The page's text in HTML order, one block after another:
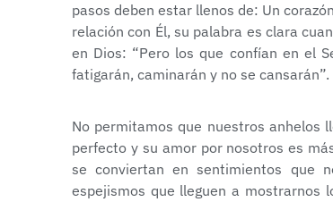
pasos deben estar llenos de: Un
relación con Él, su palabra es clara
en Dios: “Pero los que confían en el
fatigarán, caminarán y no se
No permitamos que nuestros anhelos
perfecto y su amor por nosotros es
se conviertan en sentimientos que
espejismos que lleguen a mostrarnos